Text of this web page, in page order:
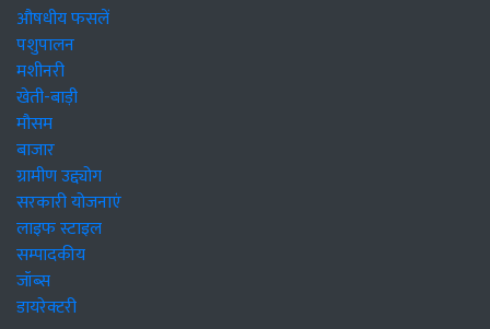
औषधीय फसलें
पशुपालन
मशीनरी
खेती-बाड़ी
मौसम
बाजार
ग्रामीण उद्द्योग
सरकारी योजनाएं
लाइफ स्टाइल
सम्पादकीय
जॉब्स
डायरेक्टरी